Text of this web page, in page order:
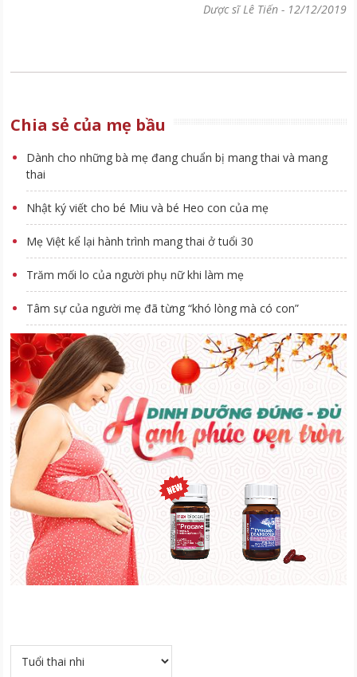
Dược sĩ Lê Tiến- 12/12/2019
Chia sẻ của mẹ bầu
Dành cho những bà mẹ đang chuẩn bị mang thai và mang
thai
Nhật ký viết cho bé Miu và bé Heo con của mẹ
Mẹ Việt kể lại hành trình mang thai ở tuổi 30
Trăm mối lo của người phụ nữ khi làm mẹ
Tâm sự của người mẹ đã từng “khó lòng mà có con”